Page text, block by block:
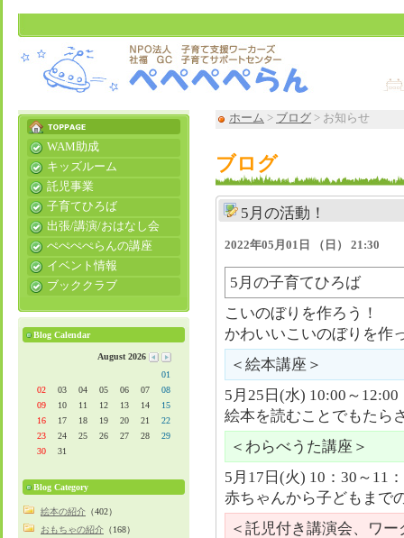
ホーム > ブログ > お知らせ
ブログ
5月の活動！
2022年05月01日 （日） 21:30
5月の子育てひろば
こいのぼりを作ろう！
かわいいこいのぼりを作
＜絵本講座＞
5月25日(水) 10:00～12:00
絵本を読むことでもた
＜わらべうた講座＞
5月17日(火) 10：30～11
赤ちゃんから子どもまで
＜託児付き講演会、ワ
WAM助成
キッズルーム
託児事業
子育てひろば
出張/講演/おはなし会
ぺぺぺぺらんの講座
イベント情報
ブッククラブ
Blog Calendar
August 2026
01
02
03 04 05 06 07
08
09
10 11 12 13 14
15
16
17 18 19 20 21
22
23
24 25 26 27 28
29
30
31
Blog Category
絵本の紹介 （402）
おもちゃの紹介 （168）